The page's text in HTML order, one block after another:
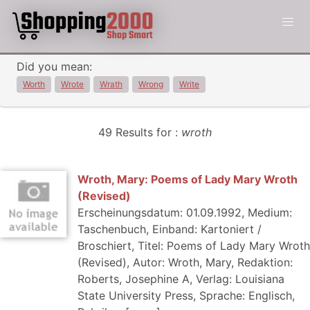
Did you mean:
Worth Wrote Wrath Wrong Write
49 Results for : wroth
Wroth, Mary: Poems of Lady Mary Wroth
(Revised)
Erscheinungsdatum: 01.09.1992, Medium:
Taschenbuch, Einband: Kartoniert /
Broschiert, Titel: Poems of Lady Mary Wroth
(Revised), Autor: Wroth, Mary, Redaktion:
Roberts, Josephine A, Verlag: Louisiana
State University Press, Sprache: Englisch,